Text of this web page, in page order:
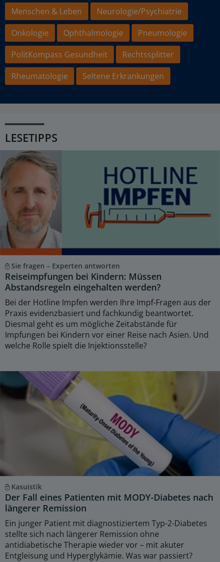
Menschen & Leben
Neurologie/Psychiatrie
Onkologie
Ophthalmologie
Pneumologie
PolitKompass Gesundheit
Rechtssplitter
Rheumatologie
Seltene Erkrankungen
LESETIPPS
Sie fragen – Experten antworten
Reiseimpfungen bei Kindern: Müssen
Abstandsregeln eingehalten werden?
Bei der Hotline Impfen werden Ihre Impf-Fragen aus der
Praxis evidenzbasiert und fachkundig beantwortet.
Diesmal geht es um mögliche Zeitabstände für
Impfungen bei Kindern vor einer Reise nach Asien. Und
welche Rolle spielt die Injektionsstelle?
Kasuistik
Der Fall eines Patienten mit MODY-Diabetes nach
längerer Remission
Ein junger Patient mit diagnostiziertem Typ-2-Diabetes
stellte sich nach längerer Remission ohne
antidiabetische Therapie wieder vor – mit akuter
Entgleisung und Hyperglykämie. Was war passiert?